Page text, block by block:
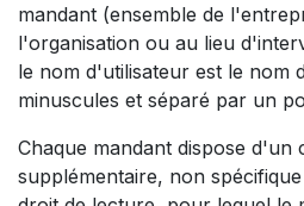
mandant (ensemble de
l'organisation ou au lieu
le nom d'utilisateur est le nom
minuscules et séparé par un
Chaque mandant dispose d'un
supplémentaire, non